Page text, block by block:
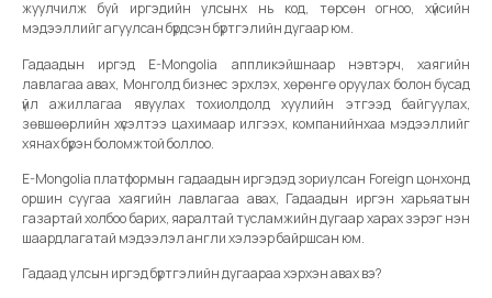
жуулчилж буй иргэдийн улсынх нь код, төрсөн огноо, хүйсийн
мэдээллийг агуулсан бүрдсэн бүртгэлийн дугаар юм.
Гадаадын иргэд E-Mongolia аппликэйшнаар нэвтэрч, хаягийн
лавлагаа авах, Монголд бизнес эрхлэх, хөрөнгө оруулах болон бусад
үйл ажиллагаа явуулах тохиолдолд хуулийн этгээд байгуулах,
зөвшөөрлийн хүсэлтээ цахимаар илгээх, компанийнхаа мэдээллийг
хянах бүрэн боломжтой боллоо.
E-Mongolia платформын гадаадын иргэдэд зориулсан Foreign цонхонд
оршин суугаа хаягийн лавлагаа авах, Гадаадын иргэн харьяатын
газартай холбоо барих, яаралтай тусламжийн дугаар харах зэрэг нэн
шаардлагатай мэдээлэл англи хэлээр байршсан юм.
Гадаад улсын иргэд бүртгэлийн дугаараа хэрхэн авах вэ?